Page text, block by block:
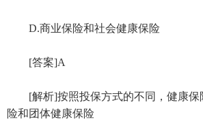
D.商业保险和社会健康保险
[答案]A
[解析]按照投保方式的不同，健康保
险和团体健康保险